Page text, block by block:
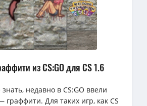
из CS:GO для CS 1.6
недавно в CS:GO ввели
Для таких игр, как CS